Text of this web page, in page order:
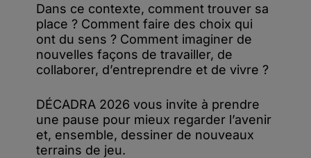
Dans ce contexte, comment trouver sa
place ? Comment faire des choix qui
ont du sens ? Comment imaginer de
nouvelles façons de travailler, de
collaborer, d’entreprendre et de vivre ?
DÉCADRA 2026 vous invite à prendre
une pause pour mieux regarder l’avenir
et, ensemble, dessiner de nouveaux
terrains de jeu.